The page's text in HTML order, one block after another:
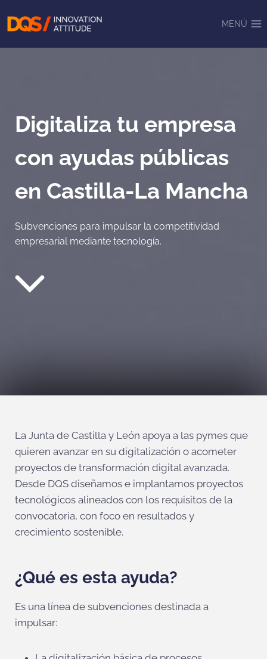
MENÚ
Digitaliza tu empresa
con ayudas públicas
en Castilla-La Mancha
Subvenciones para impulsar la competitividad
empresarial mediante tecnología.
La Junta de Castilla y León apoya a las pymes que
quieren avanzar en su digitalización o acometer
proyectos de transformación digital avanzada.
Desde DQS diseñamos e implantamos proyectos
tecnológicos alineados con los requisitos de la
convocatoria, con foco en resultados y
crecimiento sostenible.
¿Qué es esta ayuda?
Es una línea de subvenciones destinada a
impulsar: